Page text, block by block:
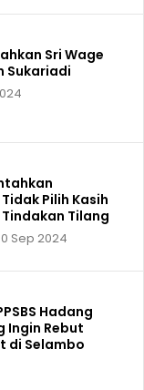
Sri Wage
Sukariadi
Pilih Kasih
Tilang
Sep 2024
Hadang
Ingin Rebut
di Selambo